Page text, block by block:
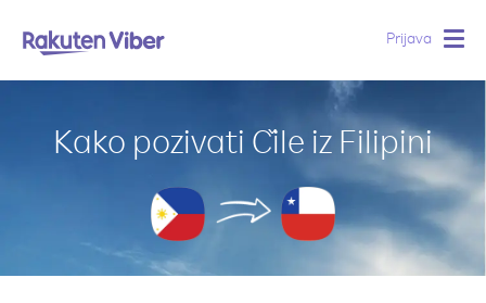
Prijava
Kako pozivati Čile iz Filipini